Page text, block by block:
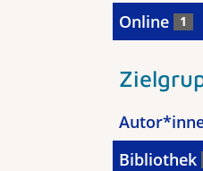
Online 1
Bibliothek